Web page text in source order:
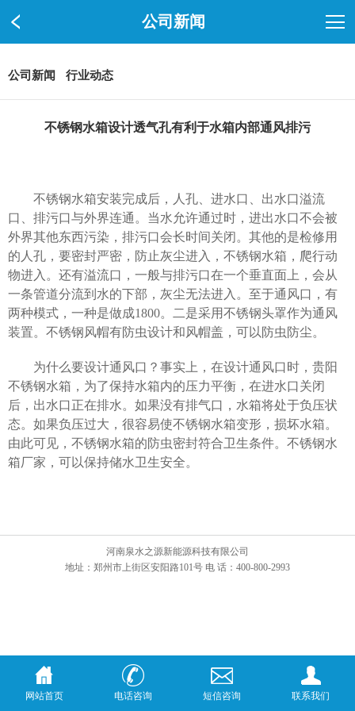
公司新闻
公司新闻 行业动态
不锈钢水箱设计透气孔有利于水箱内部通风排污
不锈钢水箱安装完成后，人孔、进水口、出水口溢流
口、排污口与外界连通。当水允许通过时，进出水口不会被
外界其他东西污染，排污口会长时间关闭。其他的是检修用
的人孔，要密封严密，防止灰尘进入，不锈钢水箱，爬行动
物进入。还有溢流口，一般与排污口在一个垂直面上，会从
一条管道分流到水的下部，灰尘无法进入。至于通风口，有
两种模式，一种是做成1800。二是采用不锈钢头罩作为通风
装置。不锈钢风帽有防虫设计和风帽盖，可以防虫防尘。
为什么要设计通风口？事实上，在设计通风口时，贵阳
不锈钢水箱，为了保持水箱内的压力平衡，在进水口关闭
后，出水口正在排水。如果没有排气口，水箱将处于负压状
态。如果负压过大，很容易使不锈钢水箱变形，损坏水箱。
由此可见，不锈钢水箱的防虫密封符合卫生条件。不锈钢水
箱厂家，可以保持储水卫生安全。
河南泉水之源新能源科技有限公司
地址：郑州市上街区安阳路101号 电 话：400-800-2993
网站首页 电话咨询 短信咨询 联系我们